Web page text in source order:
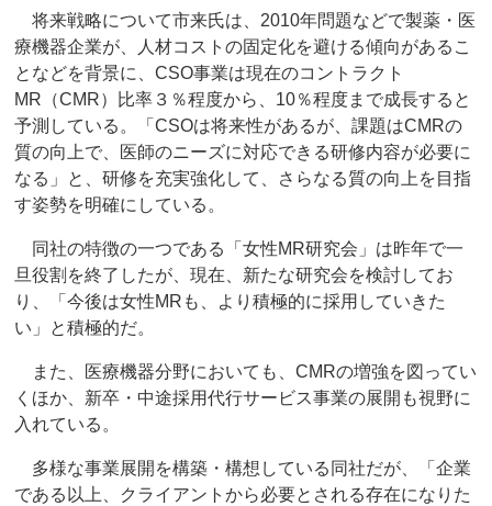
将来戦略について市来氏は、2010年問題などで製薬・医
療機器企業が、人材コストの固定化を避ける傾向があるこ
となどを背景に、CSO事業は現在のコントラクト
MR（CMR）比率３％程度から、10％程度まで成長すると
予測している。「CSOは将来性があるが、課題はCMRの
質の向上で、医師のニーズに対応できる研修内容が必要に
なる」と、研修を充実強化して、さらなる質の向上を目指
す姿勢を明確にしている。
同社の特徴の一つである「女性MR研究会」は昨年で一
旦役割を終了したが、現在、新たな研究会を検討してお
り、「今後は女性MRも、より積極的に採用していきた
い」と積極的だ。
また、医療機器分野においても、CMRの増強を図ってい
くほか、新卒・中途採用代行サービス事業の展開も視野に
入れている。
多様な事業展開を構築・構想している同社だが、「企業
である以上、クライアントから必要とされる存在になりた